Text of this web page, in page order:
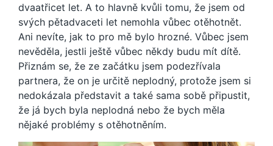
dvaatřicet let. A to hlavně kvůli tomu, že jsem od
svých pětadvaceti let nemohla vůbec otěhotnět.
Ani nevíte, jak to pro mě bylo hrozné. Vůbec jsem
nevěděla, jestli ještě vůbec někdy budu mít dítě.
Přiznám se, že ze začátku jsem podezřívala
partnera, že on je určitě neplodný, protože jsem si
nedokázala představit a také sama sobě připustit,
že já bych byla neplodná nebo že bych měla
nějaké problémy s otěhotněním.